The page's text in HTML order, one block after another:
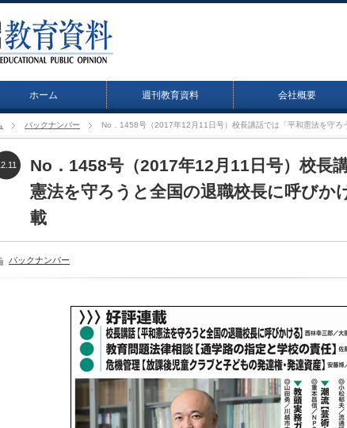
ホーム 週刊教育資料 会社概要
バックナンバー No．1458号（2017年12月11日号）校長講話では「平和憲法を守ろ
No．1458号（2017年12月11日号）校長
憲法を守ろうと全国の退職校長に呼びか
載
バックナンバー